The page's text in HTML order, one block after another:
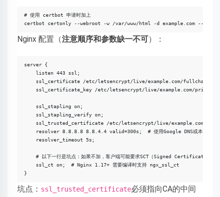
# 使用 certbot 申请时加上
certbot certonly --webroot -w /var/www/html -d example.com --must-
Nginx 配置（注意顺序和参数缺一不可）：
server {
    listen 443 ssl;
ssl_certificate /etc/letsencrypt/live/example.com/
ssl_certificate_key /etc/letsencrypt/live/example.com/
    ssl_stapling on;
    ssl_stapling_verify on;
ssl_trusted_certificate /etc/letsencrypt/live/example.com/
resolver 8.8.8.8 8.8.4.4 valid=300s;  # 使用Google DNS或本地DNS，
    resolver_timeout 5s;
# 以下一行是坑点：如果不加，客户端可能要求SCT（Signed Certificate
    ssl_ct on;  # Nginx 1.17+ 需要编译时支持 ngx_ssl_ct
}
坑点： ssl_trusted_certificate必须指向CA的中间